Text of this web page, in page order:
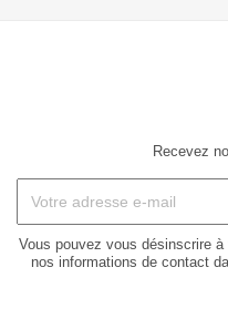
Recevez
Vous pouvez vous désinscrire
nos informations de contact